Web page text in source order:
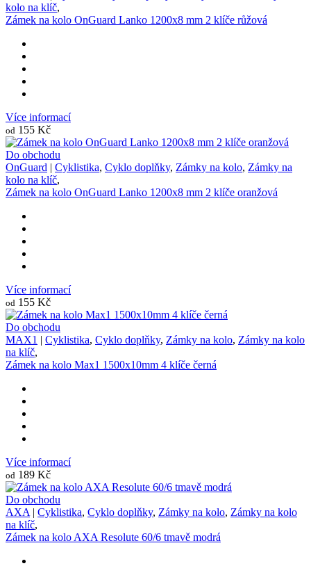
kolo na klíč,
Zámek na kolo OnGuard Lanko 1200x8 mm 2 klíče růžová
Více informací
od 155 Kč
Do obchodu
OnGuard | Cyklistika, Cyklo doplňky, Zámky na kolo, Zámky na
kolo na klíč,
Zámek na kolo OnGuard Lanko 1200x8 mm 2 klíče oranžová
Více informací
od 155 Kč
Do obchodu
MAX1 | Cyklistika, Cyklo doplňky, Zámky na kolo, Zámky na kolo
na klíč,
Zámek na kolo Max1 1500x10mm 4 klíče černá
Více informací
od 189 Kč
Do obchodu
AXA| Cyklistika, Cyklo doplňky, Zámky na kolo, Zámky na kolo
na klíč,
Zámek na kolo AXA Resolute 60/6 tmavě modrá